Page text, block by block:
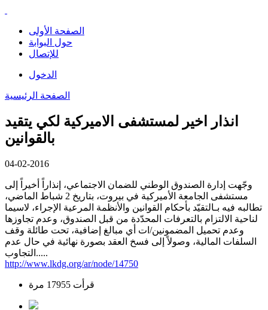
الصفحة الأولى
حول البوابة
للإتصال
الدخول
الصفحة الرئيسية
انذار اخير لمستشفى الاميركية لكي يتقيد
بالقوانين
04-02-2016
وجّهت إدارة الصندوق الوطني للضمان الاجتماعي، إنذاراً أخيراً إلى
مستشفى الجامعة الأميركية في بيروت، بتاريخ 2 شباط الماضي،
تطالبه فيه بـالتقيّد بأحكام القوانين والأنظمة المرعية الإجراء، لاسيما
لناحية الالتزام بالتعرفات المحدّدة من قبل الصندوق، وعدم تجاوزها
وعدم تحميل المضمونين/ات أي مبالغ إضافية، تحت طائلة وقف
السلفات المالية، وصولاً إلى فسخ العقد بصورة نهائية في حال عدم
التجاوب.....
http://www.lkdg.org/ar/node/14750
قرأت 17955 مرة